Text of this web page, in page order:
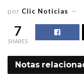
por Clic Noticias
7
SHARES
Notas